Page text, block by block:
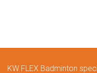
KW FLEX Badminton